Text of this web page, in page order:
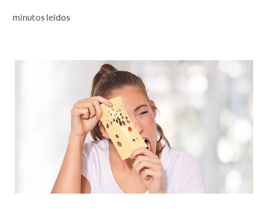
PARA PROFESIONALES
DÓNDE COMPRAR
PE (ES)
SUSCRÍBETE
minutos leídos